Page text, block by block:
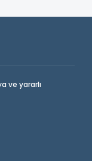
ve yararlı